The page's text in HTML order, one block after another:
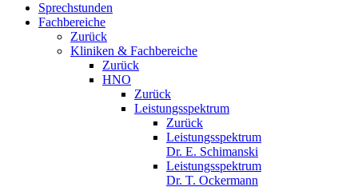
Sprechstunden
Fachbereiche
Zurück
Kliniken & Fachbereiche
Zurück
HNO
Zurück
Leistungsspektrum
Zurück
Leistungsspektrum
Dr. E. Schimanski
Leistungsspektrum
Dr. T. Ockermann